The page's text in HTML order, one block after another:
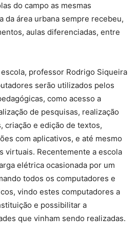
do campo as mesmas
da área urbana sempre recebeu,
aulas diferenciadas, entre
professor Rodrigo Siqueira
serão utilizados pelos
como acesso a
de pesquisas, realização
criação e edição de textos,
com aplicativos, e até mesmo
virtuais. Recentemente a escola
elétrica ocasionada por um
todos os computadores e
vindo estes computadores a
e possibilitar a
que vinham sendo realizadas.